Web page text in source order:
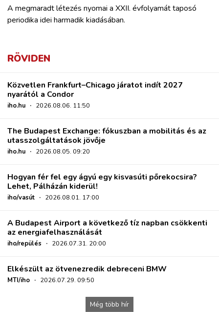
A megmaradt létezés nyomai a XXII. évfolyamát taposó
periodika idei harmadik kiadásában.
RÖVIDEN
Közvetlen Frankfurt–Chicago járatot indít 2027
nyarától a Condor
iho.hu · 2026.08.06. 11:50
The Budapest Exchange: fókuszban a mobilitás és az
utasszolgáltatások jövője
iho.hu · 2026.08.05. 09:20
Hogyan fér fel egy ágyú egy kisvasúti pőrekocsira?
Lehet, Pálházán kiderül!
iho/vasút · 2026.08.01. 17:00
A Budapest Airport a következő tíz napban csökkenti
az energiafelhasználását
iho/repülés · 2026.07.31. 20:00
Elkészült az ötvenezredik debreceni BMW
MTI/iho · 2026.07.29. 09:50
Még több hír